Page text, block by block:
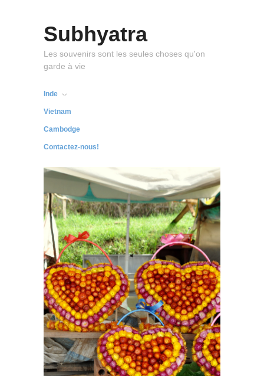
Subhyatra
Les souvenirs sont les seules choses qu'on
garde à vie
Inde
Vietnam
Cambodge
Contactez-nous!